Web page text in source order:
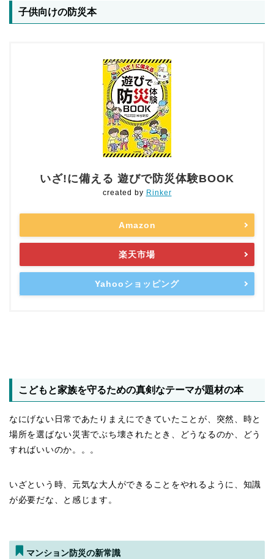
子供向けの防災本
いざ!に備える 遊びで防災体験BOOK
created by Rinker
Amazon
楽天市場
Yahooショッピング
こどもと家族を守るための真剣なテーマが題材の本
なにげない日常であたりまえにできていたことが、突然、時と
場所を選ばない災害でぶち壊されたとき、どうなるのか、どう
すればいいのか。。。
いざという時、元気な大人ができることをやれるように、知識
が必要だな、と感じます。
マンション防災の新常識